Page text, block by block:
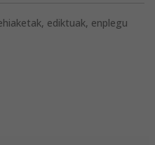
ediktuak, enplegu